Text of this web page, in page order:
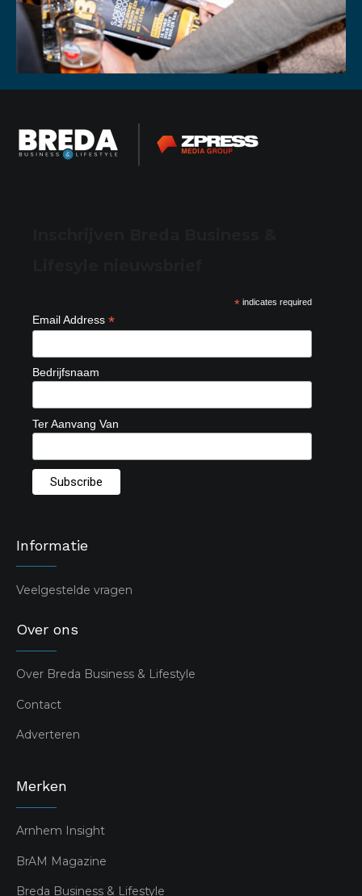
*indicates required
Email Address *
Bedrijfsnaam
Ter Aanvang Van
Informatie
Veelgestelde vragen
Over ons
Over Breda Business & Lifestyle
Contact
Adverteren
Merken
Arnhem Insight
BrAM Magazine
Breda Business & Lifestyle